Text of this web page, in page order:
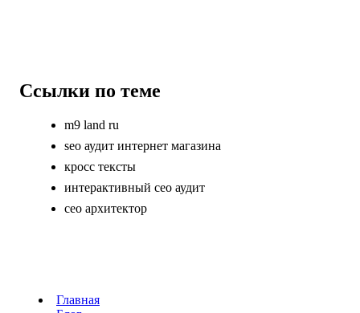
Ссылки по теме
m9 land ru
seo аудит интернет магазина
кросс тексты
интерактивный сео аудит
сео архитектор
Главная